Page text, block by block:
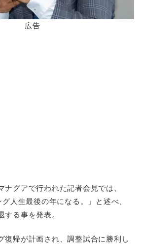
広告
グアで行われた記者会見では、
グ人生最後の年になる。」と述べ、
る事を発表。
復帰が計画され、調整試合に勝利し